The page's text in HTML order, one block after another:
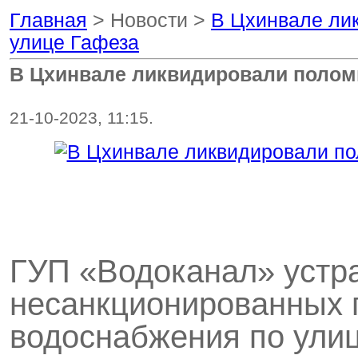
Главная > Новости > В Цхинвале
улице Гафеза
В Цхинвале ликвидировали
21-10-2023, 11:15.
ГУП «Водоканал»
несанкционированных
водоснабжения по